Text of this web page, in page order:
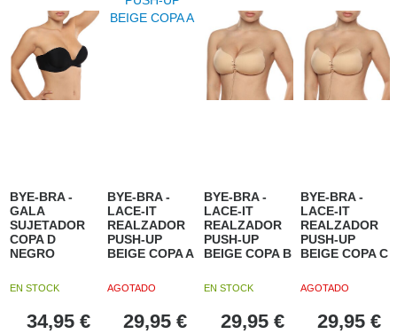
BYE-BRA -
GALA
SUJETADOR
COPA D
NEGRO
EN STOCK
34,95 €
BYE-BRA -
LACE-IT
REALZADOR
PUSH-UP
BEIGE COPA A
AGOTADO
29,95 €
BYE-BRA -
LACE-IT
REALZADOR
PUSH-UP
BEIGE COPA B
EN STOCK
29,95 €
BYE-BRA -
LACE-IT
REALZADOR
PUSH-UP
BEIGE COPA C
AGOTADO
29,95 €